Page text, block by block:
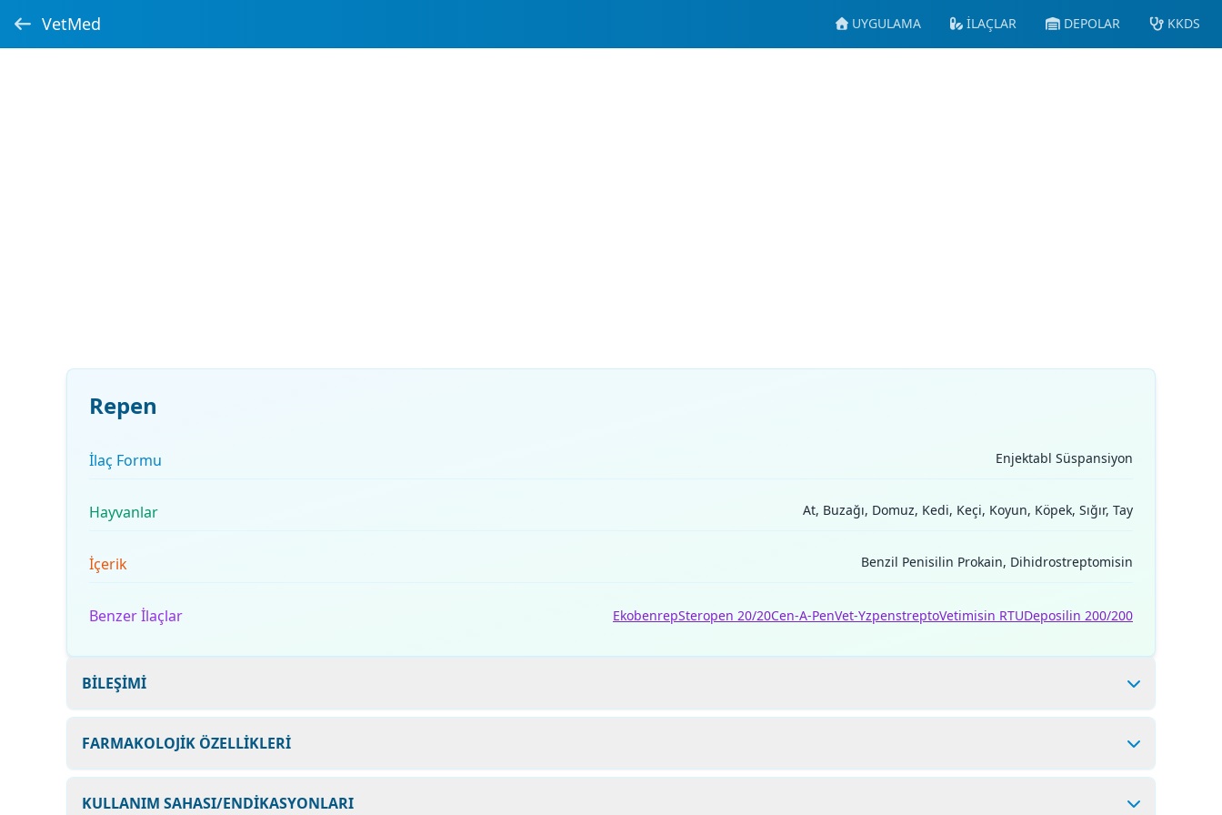
VetMed UYGULAMA İLAÇLAR DEPOLAR KKDS
Repen
İlaç Formu Enjektabl Süspansiyon
Hayvanlar At, Buzağı, Domuz, Kedi, Keçi, Koyun, Köpek, Sığır, Tay
İçerik Benzil Penisilin Prokain, Dihidrostreptomisin
Benzer İlaçlar EkobenrepSteropen 20/20Cen-A-PenVet-YzpenstreptoVetimisin RTUDeposilin 200/200
BİLEŞİMİ
FARMAKOLOJİK ÖZELLİKLERİ
KULLANIM SAHASI/ENDİKASYONLARI